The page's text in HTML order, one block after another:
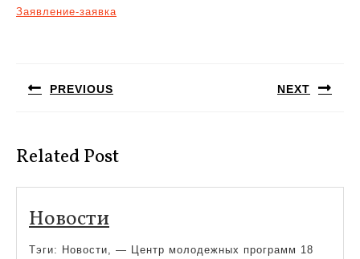
Заявление-заявка
записям
PREVIOUS NEXT
Related Post
НовостиНовости
Тэги: Новости, — Центр молодежных программ 18